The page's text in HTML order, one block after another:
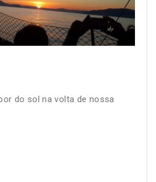
do sol na volta de nossa